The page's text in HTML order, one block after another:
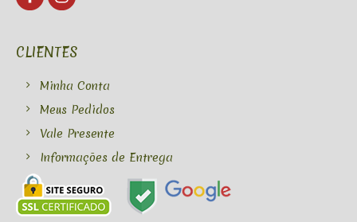
CLIENTES
Minha Conta
Meus Pedidos
Vale Presente
Informações de Entrega